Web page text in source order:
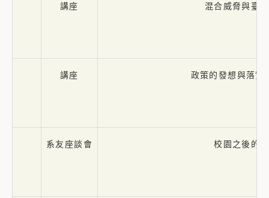
講座 混合威脅與臺
講座 政策的發想與落實
系友座談會 校園之後的